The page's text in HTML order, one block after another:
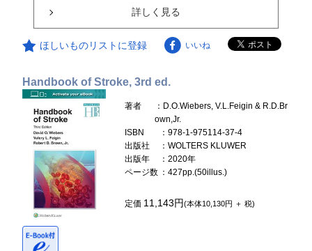
詳しく見る
ほしいものリストに登録 いいね
Handbook of Stroke, 3rd ed.
著者
：D.O.Wiebers, V.L.Feigin & R.D.Br
own,Jr.
ISBN
：978-1-975114-37-4
出版社
：WOLTERS KLUWER
出版年
：2020年
ページ数 ：427pp.(50illus.)
定価 11,143円(本体10,130円 ＋ 税)